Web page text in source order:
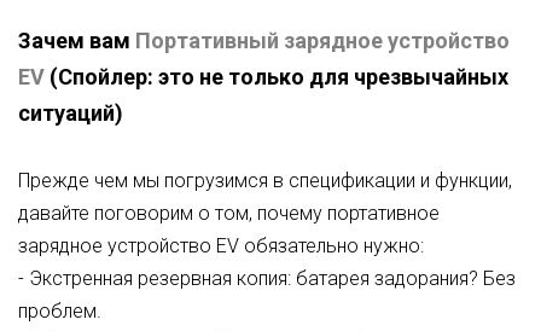
Зачем вам Портативный зарядное устройство
EV (Спойлер: это не только для чрезвычайных
ситуаций)
Прежде чем мы погрузимся в спецификации и функции,
давайте поговорим о том, почему портативное
зарядное устройство EV обязательно нужно:
- Экстренная резервная копия: батарея задорания? Без
проблем.